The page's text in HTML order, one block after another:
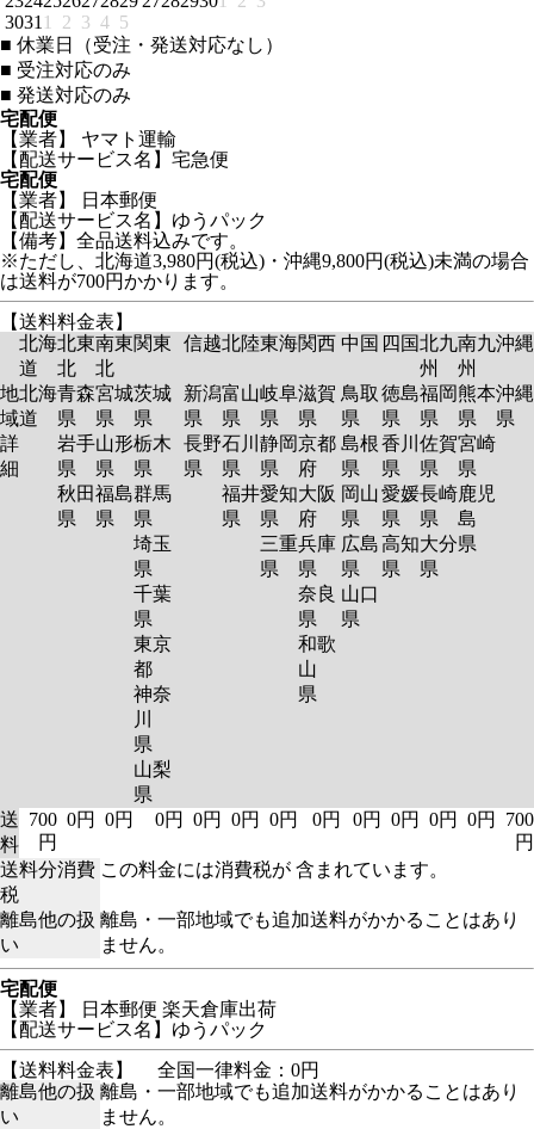
3031 1 2 3 4 5
■ 休業日（受注・発送対応なし）
■ 受注対応のみ
■ 発送対応のみ
宅配便
【業者】 ヤマト運輸
【配送サービス名】宅急便
宅配便
【業者】 日本郵便
【配送サービス名】ゆうパック
【備考】全品送料込みです。
※ただし、北海道3,980円(税込)・沖縄9,800円(税込)未満の場合
は送料が700円かかります。
【送料料金表】
北海
道
北東
北
南東
北
関東 信越北陸東海関西 中国 四国北九
州
南九
州
沖縄
地
域
詳
細
北海
道
青森
県
岩手
県
秋田
県
宮城
県
山形
県
福島
県
茨城
県
栃木
県
群馬
県
埼玉
県
千葉
県
東京
都
神奈
川
県
山梨
県
新潟
県
長野
県
富山
県
石川
県
福井
県
岐阜
県
静岡
県
愛知
県
三重
県
滋賀
県
京都
府
大阪
府
兵庫
県
奈良
県
和歌
山
県
鳥取
県
島根
県
岡山
県
広島
県
山口
県
徳島
県
香川
県
愛媛
県
高知
県
福岡
県
佐賀
県
長崎
県
大分
県
熊本
県
宮崎
県
鹿児
島
県
沖縄
県
送
料
700
円
0円 0円 0円 0円 0円 0円 0円 0円 0円 0円 0円
700
円
送料分消費
税
この料金には消費税が 含まれています。
離島他の扱
い
離島・一部地域でも追加送料がかかることはあり
ません。
宅配便
【業者】 日本郵便 楽天倉庫出荷
【配送サービス名】ゆうパック
【送料料金表】
全国一律料金：0円
離島他の扱
い
離島・一部地域でも追加送料がかかることはあり
ません。